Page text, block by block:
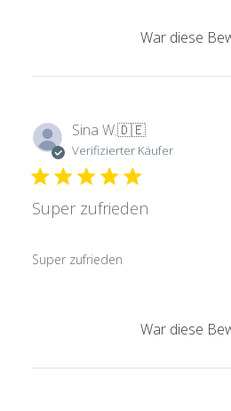
War diese
Sina W.🇩🇪
Verifizierter Käufer
Super zufrieden
Super zufrieden
War diese